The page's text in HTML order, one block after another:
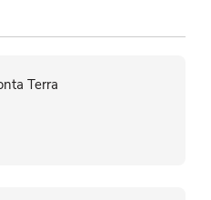
Terra